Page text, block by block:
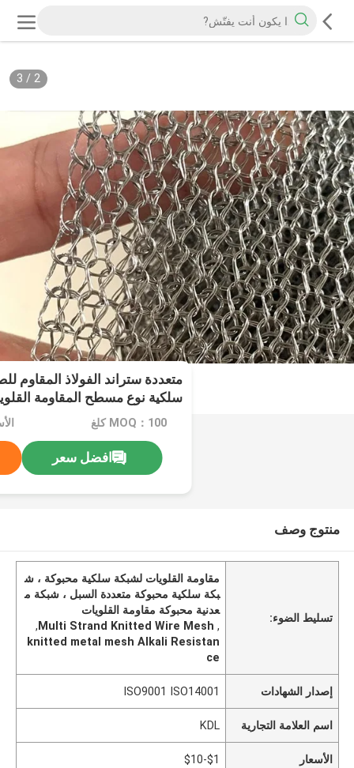
2
/
3
متعددة ستراند الفولاذ المقاوم
سلكية نوع مسطح المقاومة
MOQ：100 كلغ
افضل سعر
منتوج وصف
تسليط الضوء:
مقاومة القلويات لشبكة سلكية محبوكة ، ش
بكة سلكية محبوكة متعددة السبل ، شبكة م
عدنية محبوكة مقاومة القلويات
,
Multi Strand Knitted Wire Mesh
,
knitted metal mesh Alkali Resistan
ce
إصدار الشهادات ISO9001 ISO14001
اسم العلامة التجارية KDL
الأسعار $1-$10